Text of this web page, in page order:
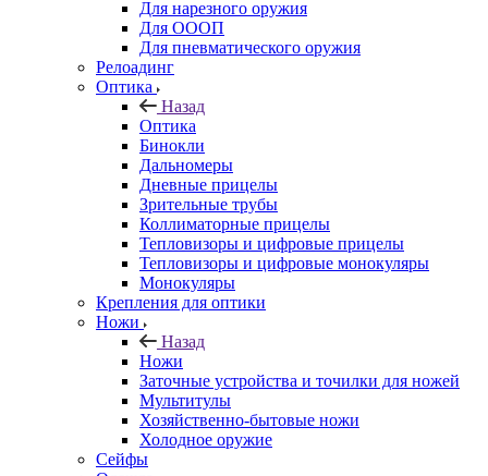
Для нарезного оружия
Для ОООП
Для пневматического оружия
Релоадинг
Оптика
Назад
Оптика
Бинокли
Дальномеры
Дневные прицелы
Зрительные трубы
Коллиматорные прицелы
Тепловизоры и цифровые прицелы
Тепловизоры и цифровые монокуляры
Монокуляры
Крепления для оптики
Ножи
Назад
Ножи
Заточные устройства и точилки для ножей
Мультитулы
Хозяйственно-бытовые ножи
Холодное оружие
Сейфы